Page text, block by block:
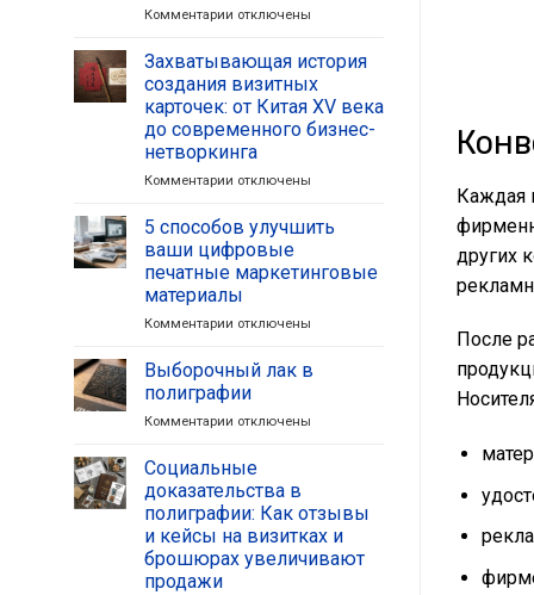
Комментарии к
Печать
рекламных
листовок
для
акций:
как
избежать
макете
отключены
Захватывающая история
создания визитных
карточек: от Китая XV века
до современного бизнес-
нетворкинга
Комментарии к
Захватывающая
история
создания
визитных
карточек:
от
XV
до
современного
нетворкинга
отключены
5 способов улучшить
ваши цифровые
печатные маркетинговые
материалы
Комментарии к
5
ваши
печатные
маркетинговые
материалы
отключены
Выборочный лак в
полиграфии
Комментарии к
Выборочный
полиграфии
отключены
Социальные
доказательства в
полиграфии: Как отзывы
и кейсы на визитках и
брошюрах увеличивают
продажи
Каждая
других
После